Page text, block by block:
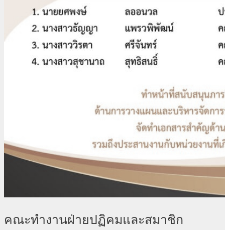
คณะทำงานฝ่ายปฏิคมและสมาชิก